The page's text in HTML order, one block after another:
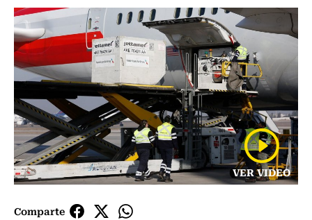
VER VIDEO
Comparte